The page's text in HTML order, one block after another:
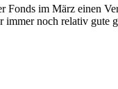
Fonds im März einen
immer noch relativ